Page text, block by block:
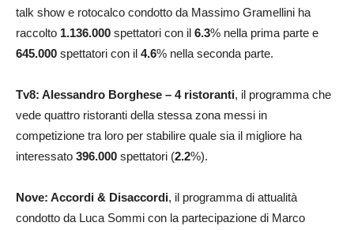
talk show e rotocalco condotto da Massimo Gramellini ha
raccolto 1.136.000 spettatori con il 6.3% nella prima parte e
645.000 spettatori con il 4.6% nella seconda parte.
Tv8: Alessandro Borghese – 4 ristoranti, il programma che
vede quattro ristoranti della stessa zona messi in
competizione tra loro per stabilire quale sia il migliore ha
interessato 396.000 spettatori (2.2%).
Nove: Accordi & Disaccordi, il programma di attualità
condotto da Luca Sommi con la partecipazione di Marco